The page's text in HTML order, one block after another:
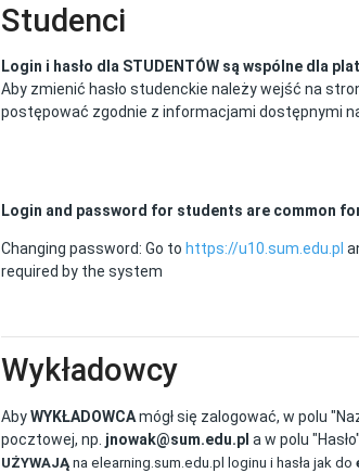
Studenci
Login i hasło dla STUDENTÓW są wspólne dla
Aby zmienić hasło studenckie należy wejść na
postępować zgodnie z informacjami dostępnymi
Login and password for students are common
Changing password: Go to https://u10.sum.edu.pl
required by the system
Wykładowcy
AbyWYKŁADOWCAmógł się zalogować, w polu
pocztowej, np. jnowak@sum.edu.pl a w polu
UŻYWAJĄna elearning.sum.edu.pl loginu i hasła jak do